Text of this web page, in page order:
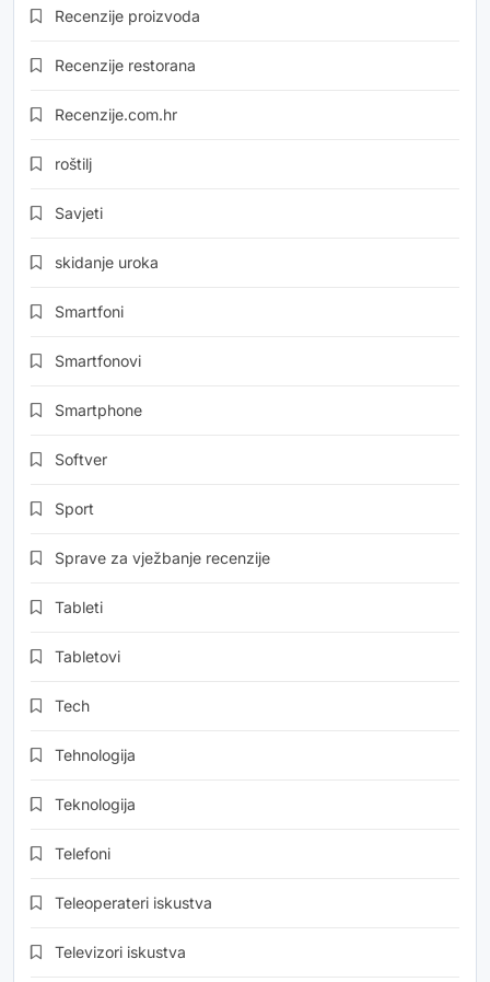
Recenzije proizvoda
Recenzije restorana
Recenzije.com.hr
roštilj
Savjeti
skidanje uroka
Smartfoni
Smartfonovi
Smartphone
Softver
Sport
Sprave za vježbanje recenzije
Tableti
Tabletovi
Tech
Tehnologija
Teknologija
Telefoni
Teleoperateri iskustva
Televizori iskustva